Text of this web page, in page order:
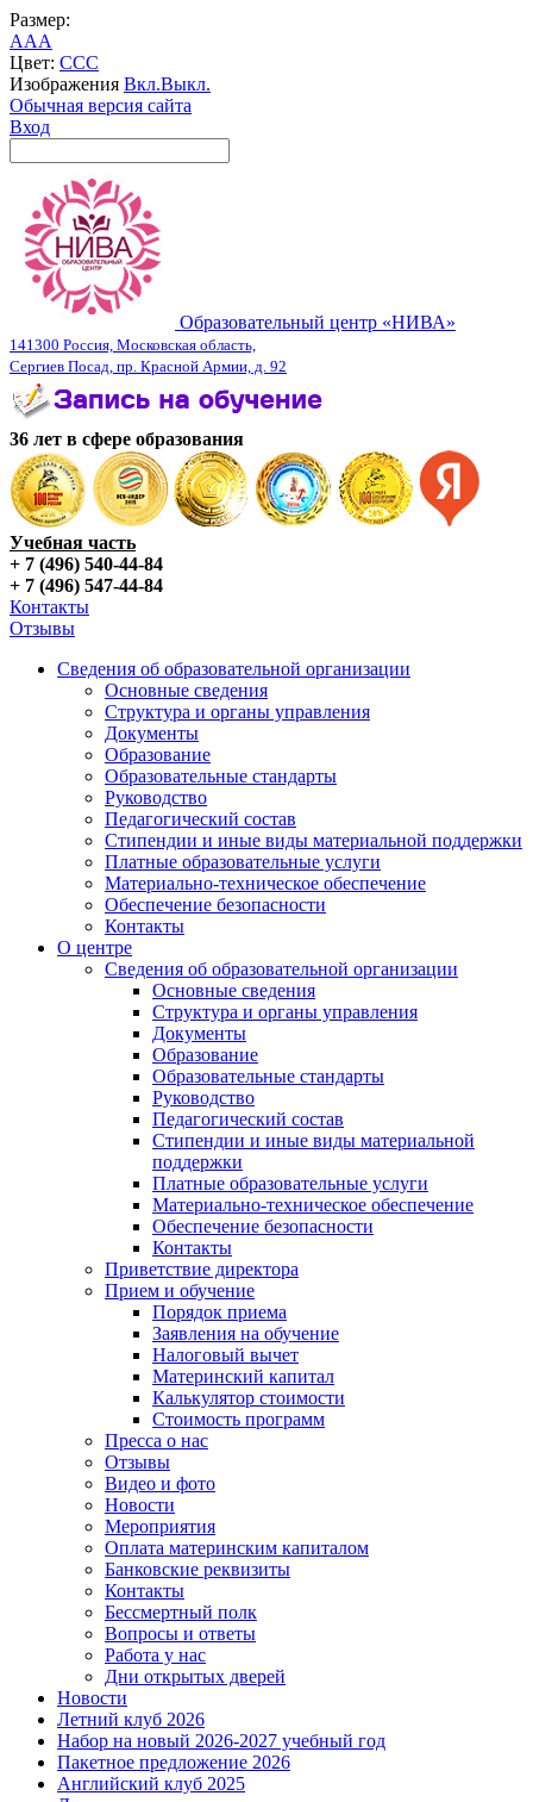
Размер:
AAA
Цвет: CCC
Изображения Вкл.Выкл.
Обычная версия сайта
Вход
Образовательный центр «НИВА»
141300 Россия, Московская область,
Сергиев Посад, пр. Красной Армии, д. 92
36 лет в сфере образования
Учебная часть
+ 7 (496) 540-44-84
+ 7 (496) 547-44-84
Контакты
Отзывы
Сведения об образовательной организации
Основные сведения
Структура и органы управления
Документы
Образование
Образовательные стандарты
Руководство
Педагогический состав
Стипендии и иные виды материальной поддержки
Платные образовательные услуги
Материально-техническое обеспечение
Обеспечение безопасности
Контакты
О центре
Сведения об образовательной организации
Основные сведения
Структура и органы управления
Документы
Образование
Образовательные стандарты
Руководство
Педагогический состав
Стипендии и иные виды материальной
поддержки
Платные образовательные услуги
Материально-техническое обеспечение
Обеспечение безопасности
Контакты
Приветствие директора
Прием и обучение
Порядок приема
Заявления на обучение
Налоговый вычет
Материнский капитал
Калькулятор стоимости
Стоимость программ
Пресса о нас
Отзывы
Видео и фото
Новости
Мероприятия
Оплата материнским капиталом
Банковские реквизиты
Контакты
Бессмертный полк
Вопросы и ответы
Работа у нас
Дни открытых дверей
Новости
Летний клуб 2026
Набор на новый 2026-2027 учебный год
Пакетное предложение 2026
Английский клуб 2025